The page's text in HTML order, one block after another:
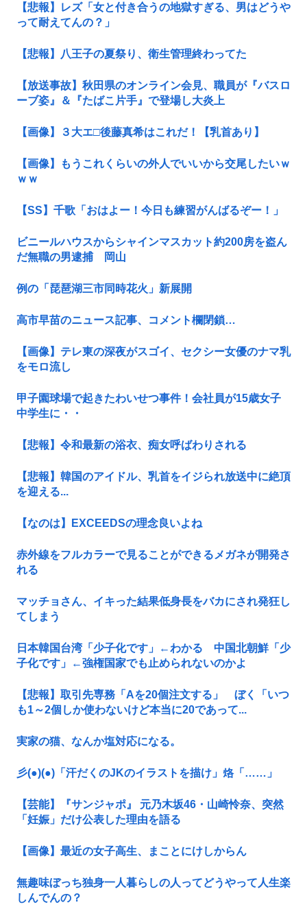
【悲報】レズ「女と付き合うの地獄すぎる、男はどうや
って耐えてんの？」
【悲報】八王子の夏祭り、衛生管理終わってた
【放送事故】秋田県のオンライン会見、職員が『バスロ
ーブ姿』＆『たばこ片手』で登場し大炎上
【画像】３大エ□後藤真希はこれだ！【乳首あり】
【画像】もうこれくらいの外人でいいから交尾したいｗ
ｗｗ
【SS】千歌「おはよー！今日も練習がんばるぞー！」
ビニールハウスからシャインマスカット約200房を盗ん
だ無職の男逮捕 岡山
例の「琵琶湖三市同時花火」新展開
高市早苗のニュース記事、コメント欄閉鎖…
【画像】テレ東の深夜がスゴイ、セクシー女優のナマ乳
をモロ流し
甲子園球場で起きたわいせつ事件！会社員が15歳女子
中学生に・・
【悲報】令和最新の浴衣、痴女呼ばわりされる
【悲報】韓国のアイドル、乳首をイジられ放送中に絶頂
を迎える...
【なのは】EXCEEDSの理念良いよね
赤外線をフルカラーで見ることができるメガネが開発さ
れる
マッチョさん、イキった結果低身長をバカにされ発狂し
てしまう
日本韓国台湾「少子化です」←わかる 中国北朝鮮「少
子化です」←強権国家でも止められないのかよ
【悲報】取引先専務「Aを20個注文する」 ぼく「いつ
も1～2個しか使わないけど本当に20であって...
実家の猫、なんか塩対応になる。
彡(●)(●)「汗だくのJKのイラストを描け」烙「……」
【芸能】『サンジャポ』 元乃木坂46・山崎怜奈、突然
「妊娠」だけ公表した理由を語る
【画像】最近の女子高生、まことにけしからん
無趣味ぼっち独身一人暮らしの人ってどうやって人生楽
しんでんの？